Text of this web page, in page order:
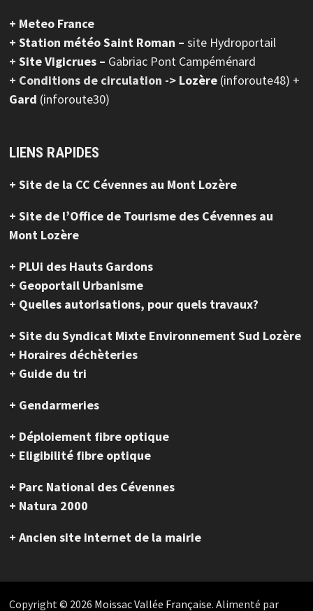
+ Meteo France
+ Station météo Saint Roman – site Hydroportail
+ Site Vigicrues – Gabriac Pont Campéménard
+ Conditions de circulation -> Lozère (inforoute48) +
Gard (inforoute30)
LIENS RAPIDES
+ Site de la CC Cévennes au Mont Lozère
+ Site de l’Office de Tourisme des Cévennes au
Mont Lozère
+ PLUi des Hauts Gardons
+ Geoportail Urbanisme
+ Quelles autorisations, pour quels travaux?
+ Site du Syndicat Mixte Environnement Sud Lozère
+ Horaires déchèteries
+ Guide du tri
+ Gendarmeries
+ Déploiement fibre optique
+ Eligibilité fibre optique
+ Parc National des Cévennes
+ Natura 2000
+ Ancien site internet de la mairie
Copyright © 2026 Moissac Vallée Française. Alimenté par